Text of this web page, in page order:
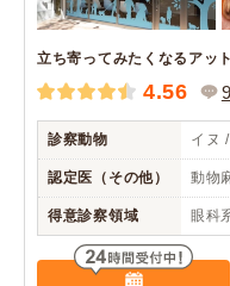
立ち寄ってみたくなるアッ
4.56 9
診察動物 イヌ
認定医（その他） 動物
得意診察領域 眼科